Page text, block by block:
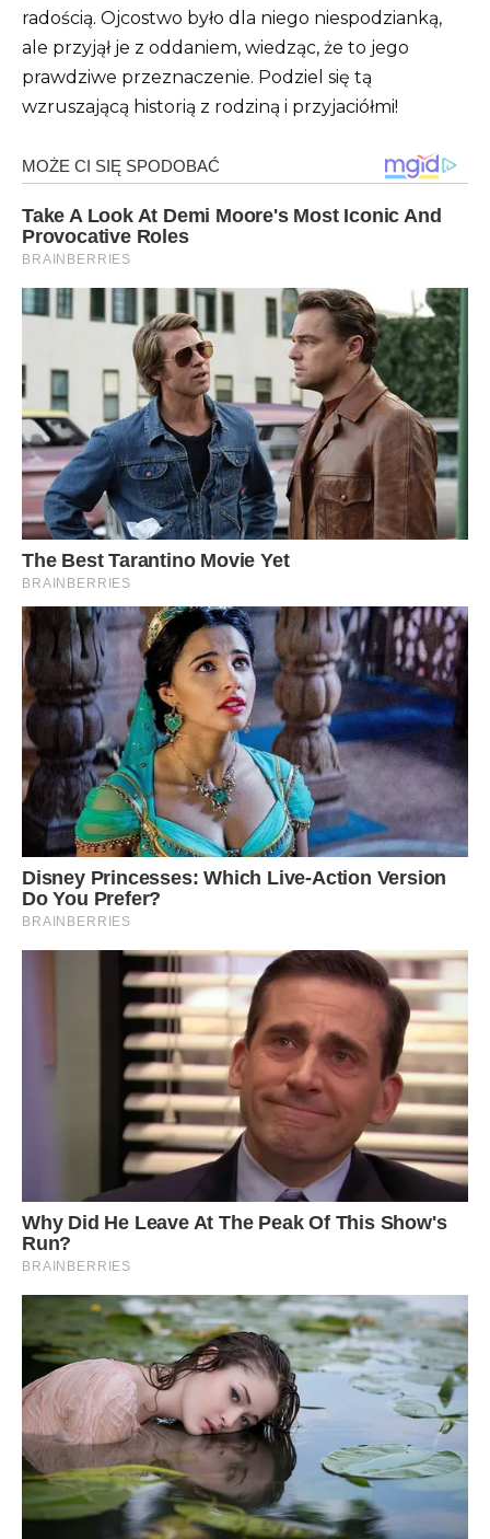
radością. Ojcostwo było dla niego niespodzianką,
ale przyjął je z oddaniem, wiedząc, że to jego
prawdziwe przeznaczenie. Podziel się tą
wzruszającą historią z rodziną i przyjaciółmi!